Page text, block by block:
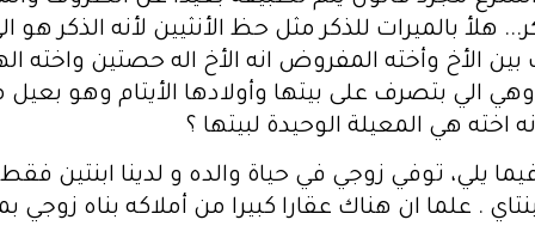
بالميرات للذكر مثل حظ الأنثيين لأنه الذكر
بين الأخ وأخته المفروض انه الأخ اله حصتين
الي بتصرف على بيتها وأولادها الأيتام وهو
اخته هي المعيلة الوحيدة لبيتها ؟
يلي، توفي زوجي في حياة والده و لدينا ابنتين
. علما ان هناك عقارا كبيرا من أملاكه بناه